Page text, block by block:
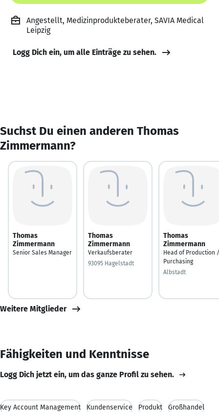
Angestellt, Medizinprodukteberater, SAVIA Medical
Leipzig
Logg Dich ein, um alle Einträge zu sehen.
Suchst Du einen anderen Thomas
Zimmermann?
Thomas
Zimmermann
Senior Sales Manager
Thomas
Zimmermann
Verkaufsberater
93095 Hagelstadt
Thomas
Zimmermann
Head of Production /
Purchasing
Albstadt
Weitere Mitglieder
Fähigkeiten und Kenntnisse
Logg Dich jetzt ein, um das ganze Profil zu sehen.
Key Account Management Kundenservice Produkt Großhandel